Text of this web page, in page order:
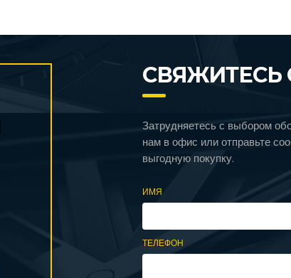
СВЯЖИТЕСЬ
Затрудняетесь с выбором
нам в офис или отправьте
выгодную покупку.
ИМЯ
ТЕЛЕФОН